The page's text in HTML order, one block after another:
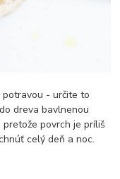
potravou - určite to
dreva bavlnenou
povrch je príliš
celý deň a noc.